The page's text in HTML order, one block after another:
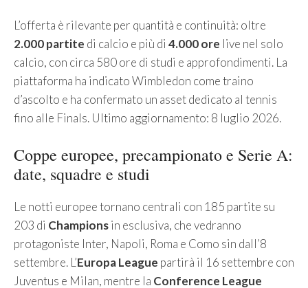
L’offerta è rilevante per quantità e continuità: oltre
2.000 partite di calcio e più di 4.000 ore live nel solo
calcio, con circa 580 ore di studi e approfondimenti. La
piattaforma ha indicato Wimbledon come traino
d’ascolto e ha confermato un asset dedicato al tennis
fino alle Finals. Ultimo aggiornamento: 8 luglio 2026.
Coppe europee, precampionato e Serie A:
date, squadre e studi
Le notti europee tornano centrali con 185 partite su
203 di Championsin esclusiva, che vedranno
protagoniste Inter, Napoli, Roma e Como sin dall’8
settembre. L’Europa League partirà il 16 settembre con
Juventus e Milan, mentre la Conference League